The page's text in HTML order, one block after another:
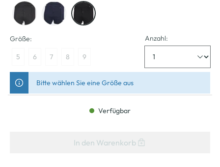
Größe:
5 6 7 8 9
Anzahl:
Bitte wählen Sie eine Größe aus
Verfügbar
In den Warenkorb